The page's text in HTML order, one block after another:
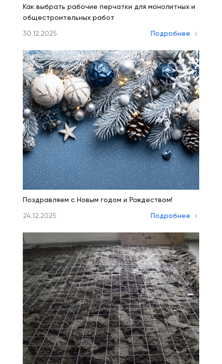
Как выбрать рабочие перчатки для монолитных и
общестроительных работ
30.12.2025 Подробнее
Поздравляем с Новым годом и Рождеством!
24.12.2025 Подробнее